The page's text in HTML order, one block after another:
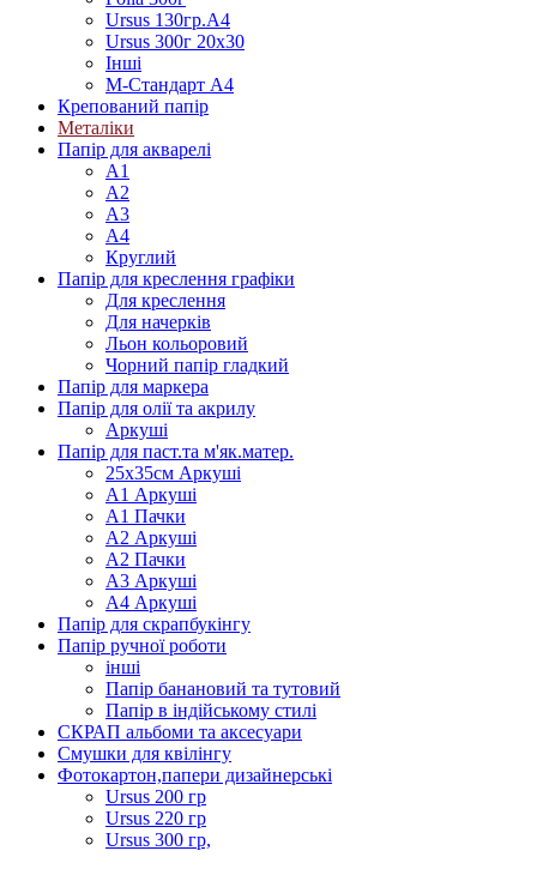
Ursus 130гр.А4
Ursus 300г 20х30
Інші
М-Стандарт А4
Крепований папір
Металіки
Папір для акварелі
А1
А2
А3
А4
Круглий
Папір для креслення графіки
Для креслення
Для начерків
Льон кольоровий
Чорний папір гладкий
Папір для маркера
Папір для олії та акрилу
Аркуші
Папір для паст.та м'як.матер.
25х35см Аркуші
А1 Аркуші
А1 Пачки
А2 Аркуші
А2 Пачки
А3 Аркуші
А4 Аркуші
Папір для скрапбукінгу
Папір ручної роботи
інші
Папір банановий та тутовий
Папір в індійському стилі
СКРАП альбоми та аксесуари
Смушки для квілінгу
Фотокартон,папери дизайнерські
Ursus 200 гр
Ursus 220 гр
Ursus 300 гр,